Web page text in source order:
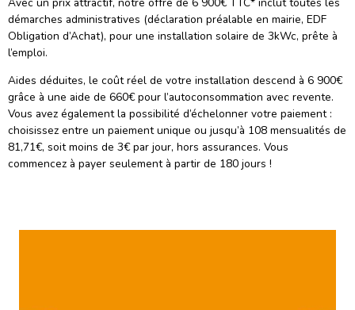
démarches administratives (déclaration préalable en mairie, EDF
Obligation d’Achat), pour une installation solaire de 3kWc, prête à
l’emploi.
Aides déduites, le coût réel de votre installation descend à 6 900€
grâce à une aide de 660€ pour l’autoconsommation avec revente.
Vous avez également la possibilité d’échelonner votre paiement :
choisissez entre un paiement unique ou jusqu’à 108 mensualités de
81,71€, soit moins de 3€ par jour, hors assurances. Vous
commencez à payer seulement à partir de 180 jours !